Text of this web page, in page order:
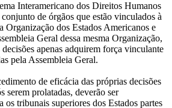
Interamericano dos Direitos Humanos
de órgãos que estão vinculados à
Organização dos Estados Americanos e
Geral dessa mesma Organização,
apenas adquirem força vinculante
pela Assembleia Geral.
de eficácia das próprias decisões
serem prolatadas, deverão ser
os tribunais superiores dos Estados partes